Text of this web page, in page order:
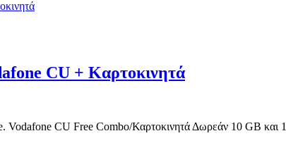
CU + Καρτοκινητά
CU Free Combo/Καρτοκινητά Δωρεάν 10 GB και